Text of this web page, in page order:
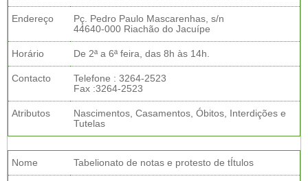
Endereço
Pç. Pedro Paulo Mascarenhas, s/n
44640-000 Riachão do Jacuípe
Horário De 2ª a 6ª feira, das 8h às 14h.
Contacto
Telefone : 3264-2523
Fax :3264-2523
Atributos
Nascimentos, Casamentos, Óbitos, Interdições e
Tutelas
Nome Tabelionato de notas e protesto de tÍtulos